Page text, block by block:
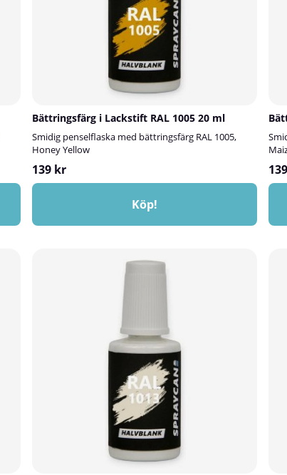
Bättringsfärg i Lackstift RAL 1005 20 ml
Smidig penselflaska med bättringsfärg RAL 1005,
Honey Yellow
139 kr
Köp!